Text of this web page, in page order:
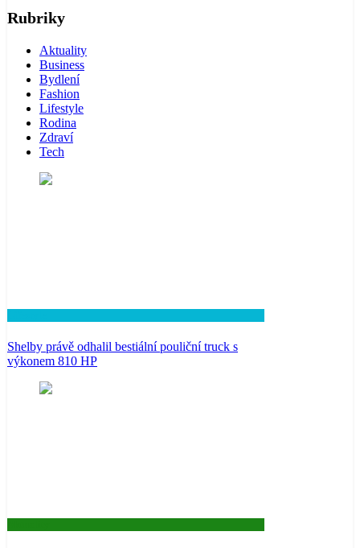
Rubriky
Aktuality
Business
Bydlení
Fashion
Lifestyle
Rodina
Zdraví
Tech
Shelby právě odhalil bestiální pouliční truck s
výkonem 810 HP